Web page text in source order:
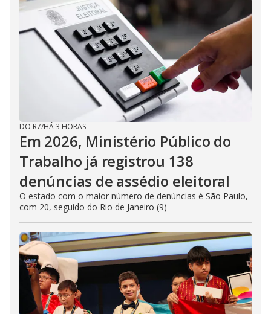
DO R7/HÁ 3 HORAS
Em 2026, Ministério Público do
Trabalho já registrou 138
denúncias de assédio eleitoral
O estado com o maior número de denúncias é São Paulo,
com 20, seguido do Rio de Janeiro (9)